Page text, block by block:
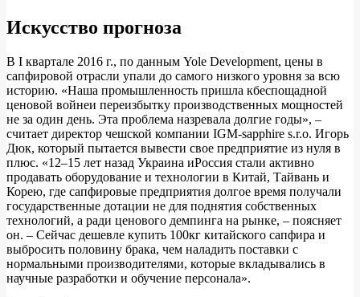
Искусство прогноза
В I квартале 2016 г., по данным Yole Development, цены в
сапфировой отрасли упали до самого низкого уровня за всю
историю. «Наша промышленность пришла кбеспощадной
ценовой войнеи переизбытку производственных мощностей
не за один день. Эта проблема назревала долгие годы», –
считает директор чешской компании IGM-sapphire s.r.o. Игорь
Дюк, который пытается вывести свое предприятие из нуля в
плюс. «12–15 лет назад Украина иРоссия стали активно
продавать оборудование и технологии в Китай, Тайвань и
Корею, где сапфировые предприятия долгое время получали
государственные дотации не для поднятия собственных
технологий, а ради ценового демпинга на рынке, – поясняет
он. – Сейчас дешевле купить 100кг китайского сапфира и
выбросить половину брака, чем наладить поставки с
нормальными производителями, которые вкладывались в
научные разработки и обучение персонала».